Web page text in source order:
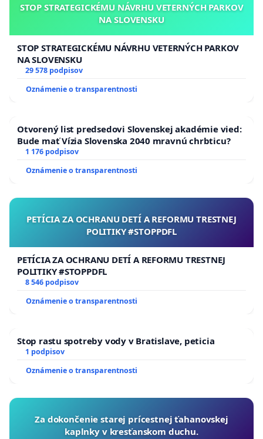
STOP STRATEGICKÉMU NÁVRHU VETERNÝCH PARKOV
NA SLOVENSKU
STOP STRATEGICKÉMU NÁVRHU VETERNÝCH PARKOV
NA SLOVENSKU
29 578 podpisov
Oznámenie o transparentnosti
Otvorený list predsedovi Slovenskej akadémie vied:
Bude mať Vízia Slovenska 2040 mravnú chrbticu?
1 176 podpisov
Oznámenie o transparentnosti
PETÍCIA ZA OCHRANU DETÍ A REFORMU TRESTNEJ
POLITIKY #STOPPDFL
PETÍCIA ZA OCHRANU DETÍ A REFORMU TRESTNEJ
POLITIKY #STOPPDFL
8 546 podpisov
Oznámenie o transparentnosti
Stop rastu spotreby vody v Bratislave, peticia
1 podpisov
Oznámenie o transparentnosti
Za dokončenie starej prícestnej ťahanovskej
kaplnky v kresťanskom duchu.